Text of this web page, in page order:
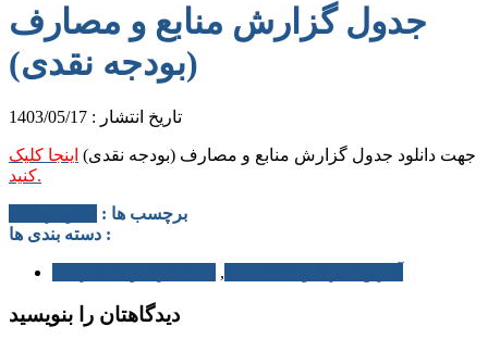
جدول گزارش منابع و مصارف
(بودجه نقدی)
تاریخ انتشار : 1403/05/17
جهت دانلود جدول گزارش منابع و مصارف (بودجه نقدی) اینجا کلیک
کنید.
برچسب ها :
دسته بندی ها :
,
دیدگاهتان را بنویسید